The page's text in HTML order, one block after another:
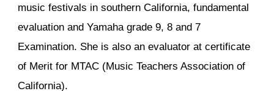
music festivals in southern California, fundamental
evaluation and Yamaha grade 9, 8 and 7
Examination. She is also an evaluator at certificate
of Merit for MTAC (Music Teachers Association of
California).